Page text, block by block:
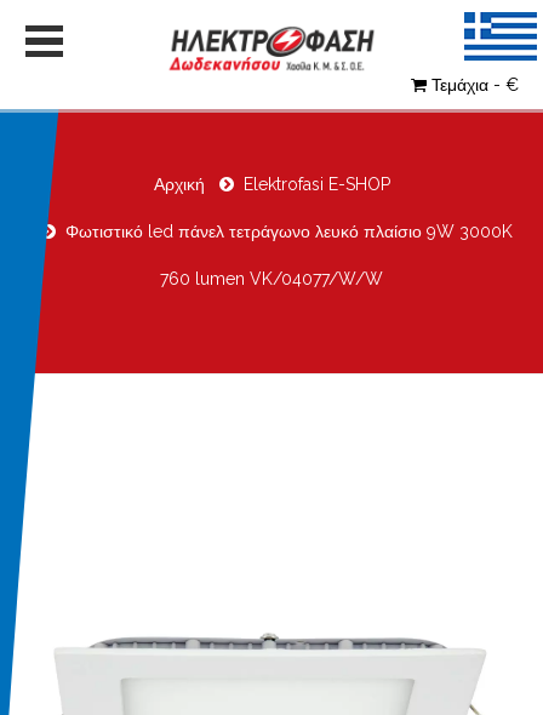
Τεμάχια - €
Αρχική Elektrofasi E-SHOP
Φωτιστικό led πάνελ τετράγωνο λευκό πλαίσιο 9W 3000K
760 lumen VK/04077/W/W